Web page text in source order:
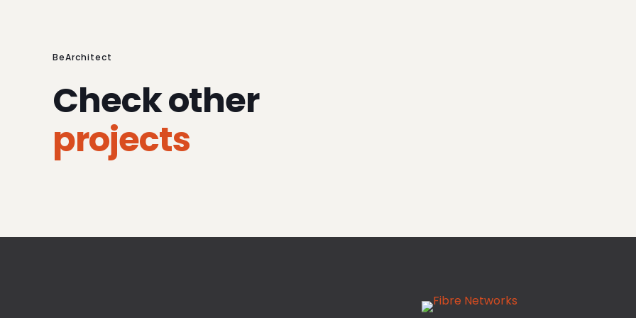
BeArchitect
Check other
projects